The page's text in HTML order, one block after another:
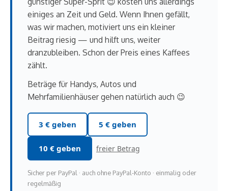
einiges an Zeit und Geld. Wenn Ihnen gefällt,
was wir machen, motiviert uns ein kleiner
Beitrag riesig — und hilft uns, weiter
dranzubleiben. Schon der Preis eines Kaffees
zählt.
Beträge für Handys, Autos und
Mehrfamilienhäuser gehen natürlich auch 😉
3 € geben 5 € geben
10 € geben freier Betrag
Sicher per PayPal · auch ohne PayPal-Konto · einmalig oder
regelmäßig